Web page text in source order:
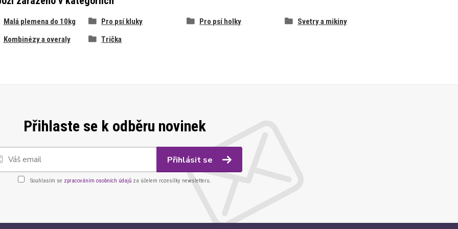
Malá plemena do 10kg Pro psí kluky Pro psí holky
Svetry a mikiny
Kombinézy a overaly
Trička
Přihlaste se k odběru novinek
Přihlásit se
Souhlasím se zpracováním osobních údajů za účelem rozesílky newsletteru.